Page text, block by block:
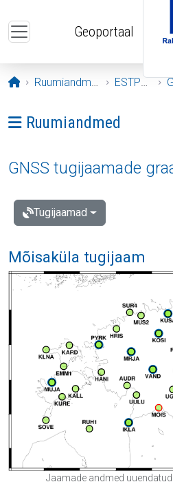
Geoportaal
Avaleht
Ruumiandmed ESTPOS
Ava menüü: Ruumiandmed
Ruumiandmed
GNSS tugijaamade
Tugijaamad
Mõisaküla tugijaam
Jaamade andmed